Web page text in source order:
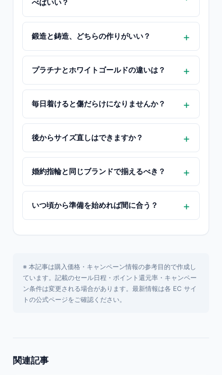
べばいい？
鍛造と鋳造、どちらの作りがいい？
プラチナとホワイトゴールドの違いは？
毎日着けると傷だらけになりませんか？
後からサイズ直しはできますか？
婚約指輪と同じブランドで揃えるべき？
いつ頃から準備を始めれば間に合う？
※ 本記事は購入価格・キャンペーン情報の参考目的で作成し
ています。記載のセール日程・ポイント還元率・キャンペー
ン条件は変更される場合があります。最新情報は各 EC サイ
トの公式ページをご確認ください。
関連記事